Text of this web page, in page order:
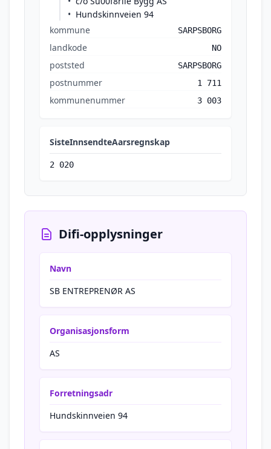
Hundskinnveien 94
kommune
SARPSBORG
landkode NO
poststed SARPSBORG
postnummer 1 711
kommunenummer 3 003
SisteInnsendteAarsregnskap
2 020
Difi-opplysninger
Navn
SB ENTREPRENØR AS
Organisasjonsform
AS
Forretningsadr
Hundskinnveien 94